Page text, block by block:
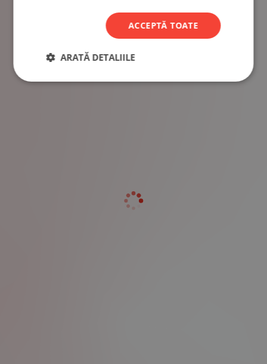
ACCEPTĂ TOATE
ARATĂ DETALIILE